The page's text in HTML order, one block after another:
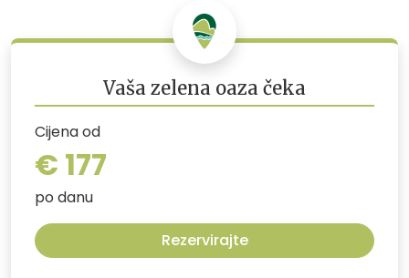
Vaša zelena oaza čeka
Cijena od
€ 177
po danu
Rezervirajte